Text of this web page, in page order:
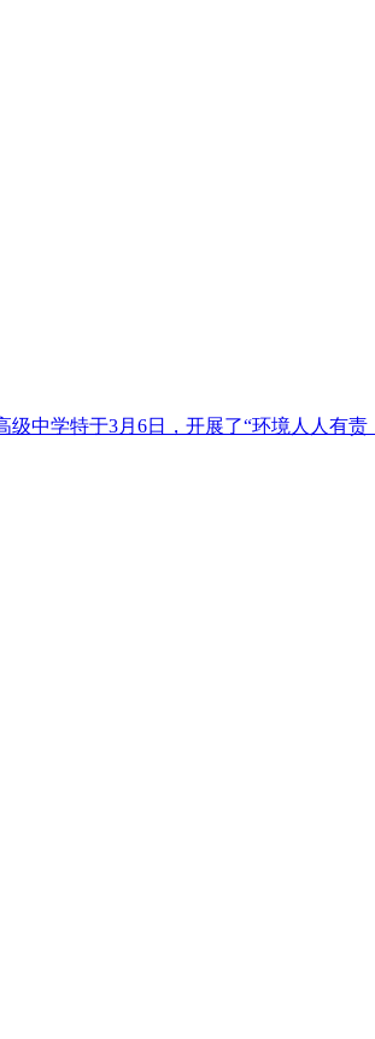
中学特于3月6日，开展了“环境人人有